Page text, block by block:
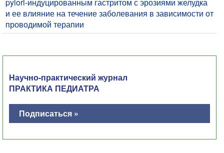
и ее влияние на течение заболевания в зависимости от
проводимой терапии
Научно-практический журнал
ПРАКТИКА ПЕДИАТРА
Подписаться »